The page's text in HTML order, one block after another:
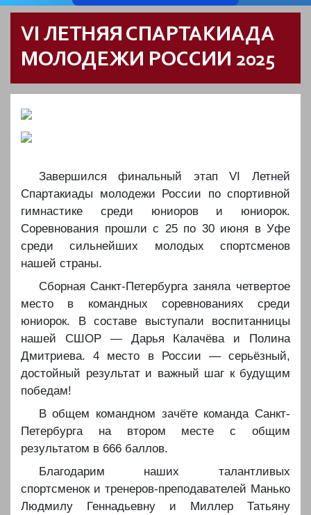
VI ЛЕТНЯЯ СПАРТАКИАДА
МОЛОДЕЖИ РОССИИ 2025
Завершился финальный этап VI Летней
Спартакиады молодежи России по спортивной
гимнастике среди юниоров и юниорок.
Соревнования прошли с 25 по 30 июня в Уфе
среди сильнейших молодых спортсменов
нашей страны.
Сборная Санкт-Петербурга заняла четвертое
место в командных соревнованиях среди
юниорок. В составе выступали воспитанницы
нашей СШОР — Дарья Калачёва и Полина
Дмитриева. 4 место в России — серьёзный,
достойный результат и важный шаг к будущим
победам!
В общем командном зачёте команда Санкт-
Петербурга на втором месте с общим
результатом в 666 баллов.
Благодарим наших талантливых
спортсменок и тренеров-преподавателей Манько
Людмилу Геннадьевну и Миллер Татьяну